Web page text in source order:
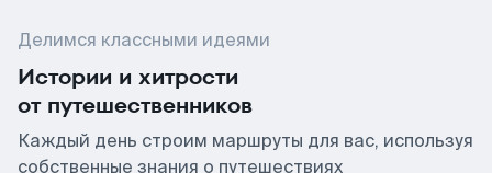
Делимся классными идеями
Истории и хитрости
от путешественников
Каждый день строим маршруты для вас, используя
собственные знания о путешествиях